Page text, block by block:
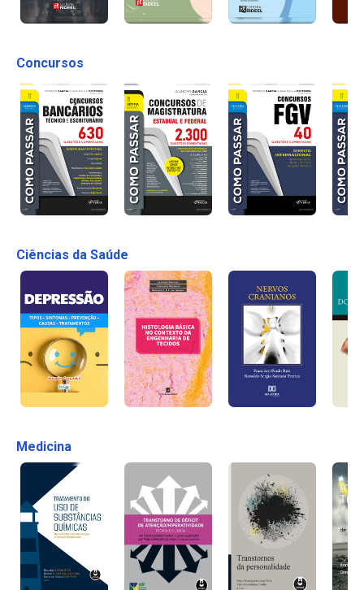
Concursos
Ciências da Saúde
Medicina